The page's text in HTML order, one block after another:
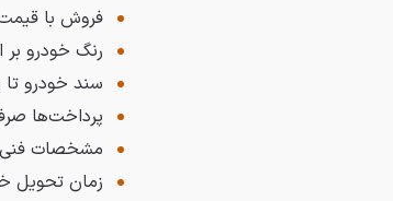
فروش با
رنگ خودرو
سند خودرو
پرداخت‌ها
مشخصات فنی
زمان تحویل خودرو ۱۵ روز کاری پس از تکمیل مراحل